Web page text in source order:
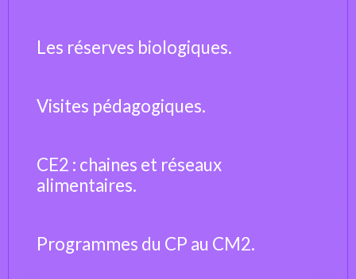
Les réserves biologiques.
Visites pédagogiques.
CE2 : chaines et réseaux
alimentaires.
Programmes du CP au CM2.